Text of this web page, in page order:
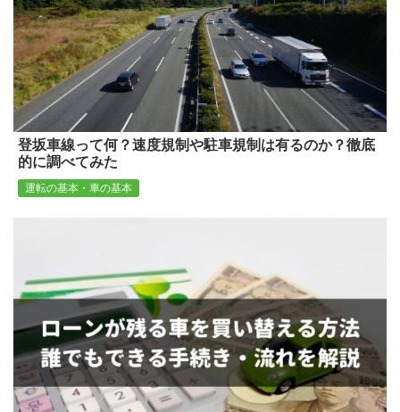
登坂車線って何？速度規制や駐車規制は有るのか？徹底
的に調べてみた
運転の基本・車の基本